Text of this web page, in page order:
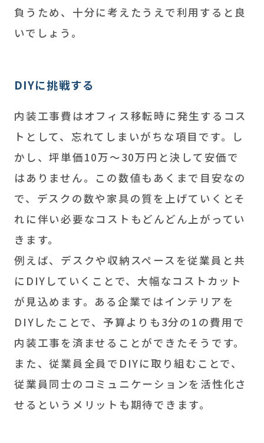
負うため、十分に考えたうえで利用すると良
いでしょう。
DIYに挑戦する
内装工事費はオフィス移転時に発生するコス
トとして、忘れてしまいがちな項目です。し
かし、坪単価10万～30万円と決して安価で
はありません。この数値もあくまで目安なの
で、デスクの数や家具の質を上げていくとそ
れに伴い必要なコストもどんどん上がってい
きます。
例えば、デスクや収納スペースを従業員と共
にDIYしていくことで、大幅なコストカット
が見込めます。ある企業ではインテリアを
DIYしたことで、予算よりも3分の1の費用で
内装工事を済ませることができたそうです。
また、従業員全員でDIYに取り組むことで、
従業員同士のコミュニケーションを活性化さ
せるというメリットも期待できます。